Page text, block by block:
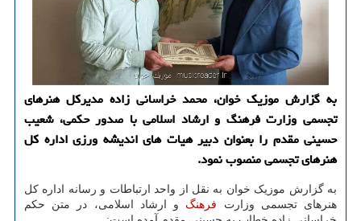
به گزارش موزیک خوان، محمد خراسانی زاده مدیرکل هنرهای
تجسمی وزارت فرهنگ و ارشاد اسلامی با صدور حکمی، شعیب
حسینی مقدم را بعنوان دبیر هیات های اندیشه ورزی اداره کل
هنرهای تجسمی منصوب نمود.
به گزارش موزیک خوان به نقل از واحد ارتباطات و رسانه اداره کل
هنرهای تجسمی وزارت فرهنگ و ارشاد اسلامی، در متن حکم